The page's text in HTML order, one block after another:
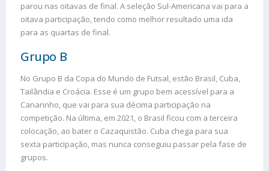
parou nas oitavas de final. A seleção Sul-Americana vai para a
oitava participação, tendo como melhor resultado uma ida
para as quartas de final.
Grupo B
No Grupo B da Copa do Mundo de Futsal, estão Brasil, Cuba,
Tailândia e Croácia. Esse é um grupo bem acessível para a
Canarinho, que vai para sua décima participação na
competição. Na última, em 2021, o Brasil ficou com a terceira
colocação, ao bater o Cazaquistão. Cuba chega para sua
sexta participação, mas nunca conseguiu passar pela fase de
grupos.